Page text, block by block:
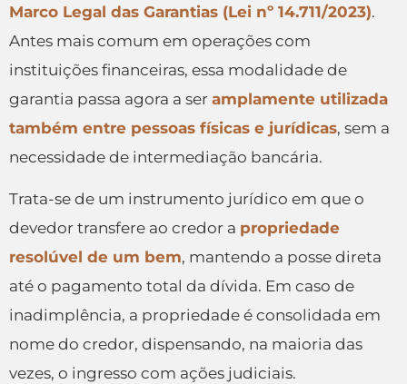
Marco Legal das Garantias (Lei nº 14.711/2023).
Antes mais comum em operações com
instituições financeiras, essa modalidade de
garantia passa agora a ser amplamente utilizada
também entre pessoas físicas e jurídicas, sem a
necessidade de intermediação bancária.
Trata-se de um instrumento jurídico em que o
devedor transfere ao credor a propriedade
resolúvel de um bem, mantendo a posse direta
até o pagamento total da dívida. Em caso de
inadimplência, a propriedade é consolidada em
nome do credor, dispensando, na maioria das
vezes, o ingresso com ações judiciais.